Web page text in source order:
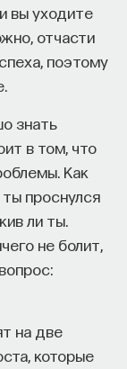
вы уходите
отчасти
поэтому
знать
в том, что
Как
проснулся
ли ты.
не болит,
на две
которые
цифровые
много
YouTube ,
Spotify